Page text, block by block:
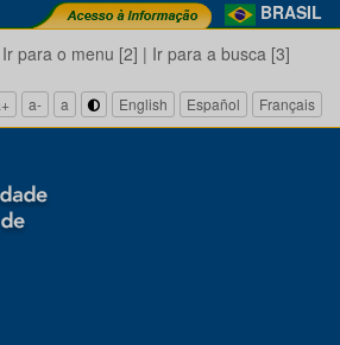
BRASIL
Ir para o menu [2] | Ir para a busca [3]
a- a English Español Français